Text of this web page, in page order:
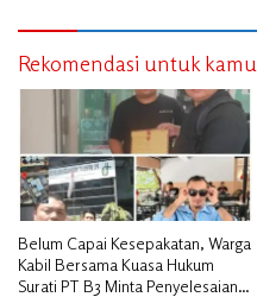
Rekomendasi untuk kamu
Belum Capai Kesepakatan, Warga
Kabil Bersama Kuasa Hukum
Surati PT B3 Minta Penyelesaian